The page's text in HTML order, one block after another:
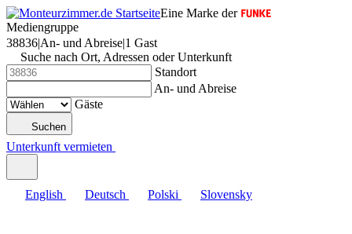
Eine Marke der
Mediengruppe
38836|An- und Abreise|1 Gast
Suche nach Ort, Adressen oder Unterkunft
Standort
An- und Abreise
Gäste
Suchen
Unterkunft vermieten
English Deutsch Polski Slovensky